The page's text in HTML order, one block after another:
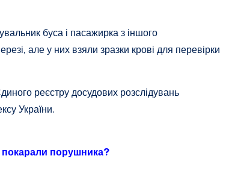
буса і пасажирка з іншого
але у них взяли зразки крові для перевірки
реєстру досудових розслідувань
України.
покарали порушника?